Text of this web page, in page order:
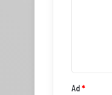
Ad*